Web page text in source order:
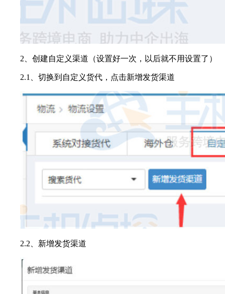
2、创建自定义渠道（设置好一次，以后就不用设置了）
2.1、切换到自定义货代，点击新增发货渠道
2.2、新增发货渠道